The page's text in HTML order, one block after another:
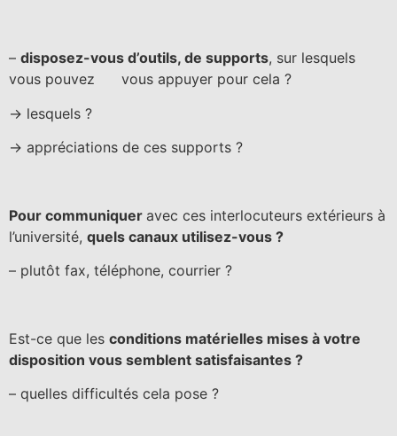
– disposez-vous d’outils, de supports, sur lesquels
vous pouvez vous appuyer pour cela ?
-> lesquels ?
-> appréciations de ces supports ?
Pour communiquer avec ces interlocuteurs extérieurs à
l’université, quels canaux utilisez-vous ?
– plutôt fax, téléphone, courrier ?
Est-ce que les conditions matérielles mises à votre
disposition vous semblent satisfaisantes ?
– quelles difficultés cela pose ?